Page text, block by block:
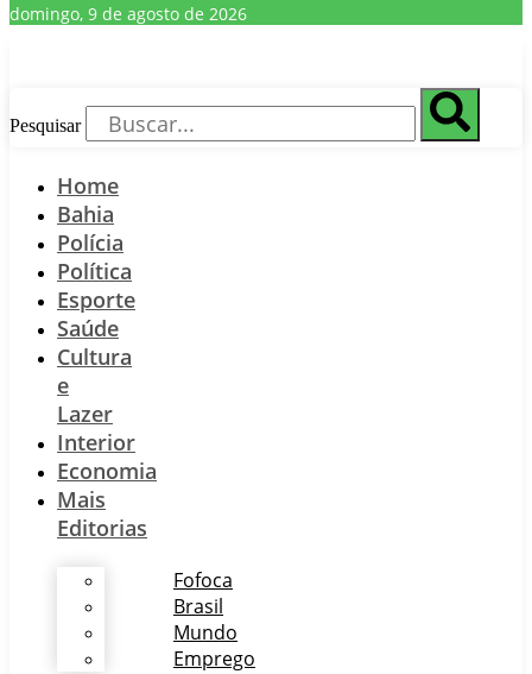
domingo, 9 de agosto de 2026
Pesquisar
Home
Bahia
Polícia
Política
Esporte
Saúde
Cultura
e
Lazer
Interior
Economia
Mais
Editorias
Fofoca
Brasil
Mundo
Emprego